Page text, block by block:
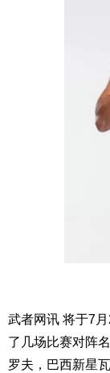
武者网讯 将于7
了几场比赛对阵
罗夫，巴西新星